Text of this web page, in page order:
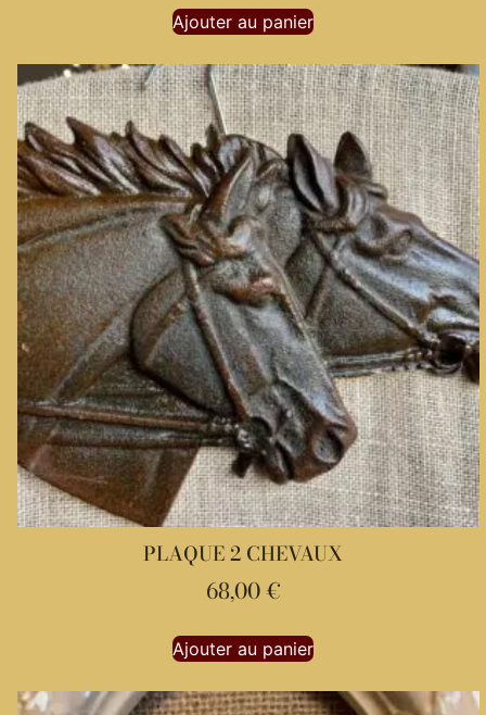
Ajouter au panier
PLAQUE 2 CHEVAUX
68,00€
Ajouter au panier